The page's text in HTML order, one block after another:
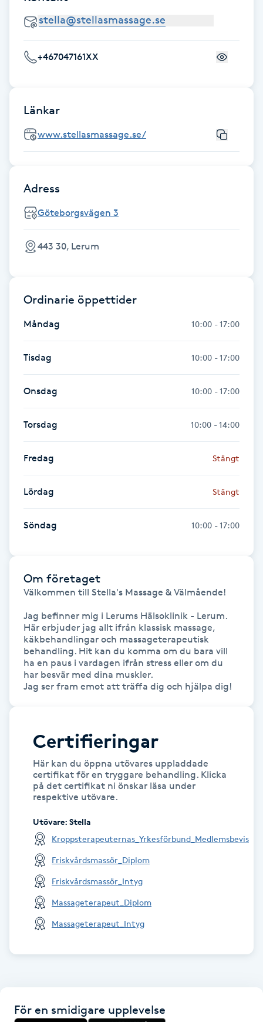
Fotvård
Fransborttagning
Fransfärgning
Fransförlängning Megavolym
Fransförlängning Volym
Fransk manikyr
Frekvensterapi
Friskvård
Friskvårdsmassage
Frisör
Funktionsanalys
Färgning
G
Gel naglar
Gelenaglar
Gellack
Gellack med förstärkning
Gravidyoga
Gruppträning
Gua Sha-massage
Hatha Yoga
Headspa
Healing
+467047161XX
Länkar
www.stellasmassage.se/
Adress
Göteborgsvägen 3
443 30, Lerum
Ordinarie öppettider
Måndag 10:00 - 17:00
Tisdag 10:00 - 17:00
Onsdag 10:00 - 17:00
Torsdag 10:00 - 14:00
Fredag Stängt
Lördag Stängt
Söndag 10:00 - 17:00
Om företaget
Välkommen till Stella's Massage & Välmående!
Jag befinner mig i Lerums Hälsoklinik - Lerum.
Här erbjuder jag allt ifrån klassisk massage,
käkbehandlingar och massageterapeutisk
behandling. Hit kan du komma om du bara vill
ha en paus i vardagen ifrån stress eller om du
har besvär med dina muskler.
Jag ser fram emot att träffa dig och hjälpa dig!
Certifieringar
Här kan du öppna utövares uppladdade
certifikat för en tryggare behandling. Klicka
på det certifikat ni önskar läsa under
respektive utövare.
Utövare: Stella
Kroppsterapeuternas_Yrkesförbund_Medlemsbevis
Friskvårdsmassör_Diplom
Friskvårdsmassör_Intyg
Massageterapeut_Diplom
Massageterapeut_Intyg
För en smidigare upplevelse